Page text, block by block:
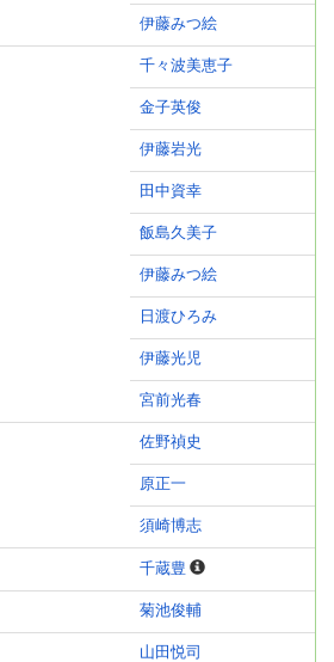
伊藤みつ絵
千々波美恵子
金子英俊
伊藤岩光
田中資幸
飯島久美子
伊藤みつ絵
日渡ひろみ
伊藤光児
宮前光春
佐野禎史
原正一
須崎博志
千蔵豊
菊池俊輔
山田悦司